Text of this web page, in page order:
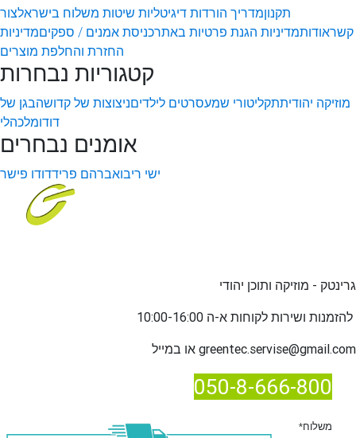
תקנוןמדריך הורדות דיגיטליות שיטות משלוח בישראלצור
קשראודותמדיניות הגנת פרטיות באתרכניסת אמנים / ספקיםמדיניות
החזרת והחלפת מוצרים
קטגוריות נבחרות
מוזיקה יהודיתתקליטורי שמעסרטים לילדיםניצוצות של קדושהבגן של
דודומלכהלי
אומנים נבחרים
ישי ריבואברהם פרידדודו פישר
גרינטק - מוזיקה ותוכן יהודי
להזמנות ו
greentec.servise@gmail.com
050-8-666-800
*משלוח